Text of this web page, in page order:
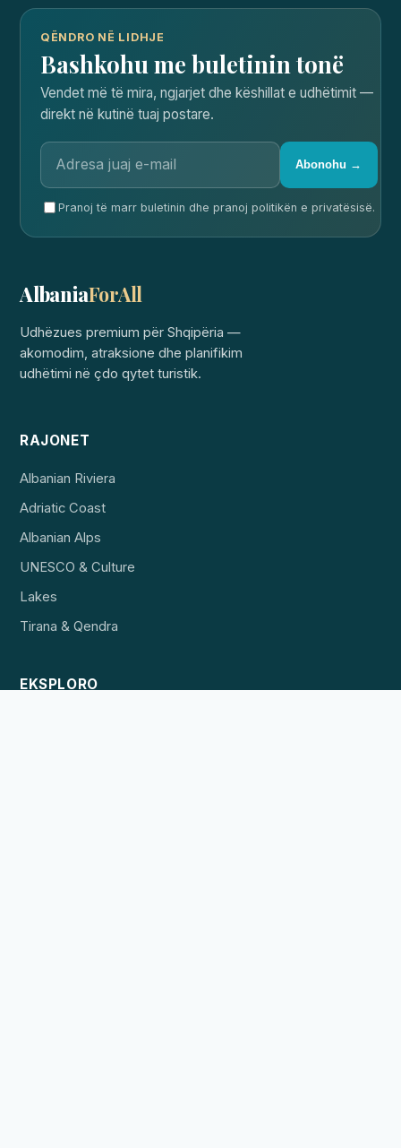
QËNDRO NË LIDHJE
Bashkohu me buletinin tonë
Vendet më të mira, ngjarjet dhe këshillat e udhëtimit —
direkt në kutinë tuaj postare.
Abonohu →
Pranoj të marr buletinin dhe pranoj politikën e privatësisë.
AlbaniaForAll
Udhëzues premium për Shqipëria —
akomodim, atraksione dhe planifikim
udhëtimi në çdo qytet turistik.
RAJONET
Albanian Riviera
Adriatic Coast
Albanian Alps
UNESCO & Culture
Lakes
Tirana & Qendra
EKSPLORO